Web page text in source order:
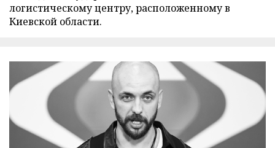
логистическому центру, расположенному в
Киевской области.